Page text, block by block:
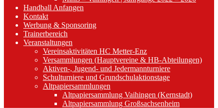
Handball Anfangen
Kontakt
Werbung & Sponsoring
Trainerbereich
Veranstaltungen
Vereinsaktivitäten HC Metter-Enz
Versammlungen (Hauptvereine & HB-Abteilungen)
Aktiven-, Jugend- und Jedermannturniere
Schulturniere und Grundschulaktionstage
Altpapiersammlungen
Altpapiersammlung Vaihingen (Kernstadt)
Altpapiersammlung Großsachsenheim